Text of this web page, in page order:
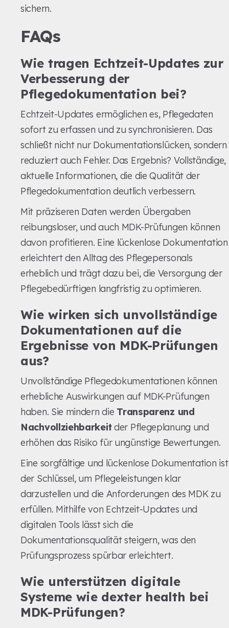
sichern.
FAQs
Wie tragen Echtzeit-Updates zur
Verbesserung der
Pflegedokumentation bei?
Echtzeit-Updates ermöglichen es, Pflegedaten
sofort zu erfassen und zu synchronisieren. Das
schließt nicht nur Dokumentationslücken, sondern
reduziert auch Fehler. Das Ergebnis? Vollständige,
aktuelle Informationen, die die Qualität der
Pflegedokumentation deutlich verbessern.
Mit präziseren Daten werden Übergaben
reibungsloser, und auch MDK-Prüfungen können
davon profitieren. Eine lückenlose Dokumentation
erleichtert den Alltag des Pflegepersonals
erheblich und trägt dazu bei, die Versorgung der
Pflegebedürftigen langfristig zu optimieren.
Wie wirken sich unvollständige
Dokumentationen auf die
Ergebnisse von MDK-Prüfungen
aus?
Unvollständige Pflegedokumentationen können
erhebliche Auswirkungen auf MDK-Prüfungen
haben. Sie mindern die Transparenz und
Nachvollziehbarkeitder Pflegeplanung und
erhöhen das Risiko für ungünstige Bewertungen.
Eine sorgfältige und lückenlose Dokumentation ist
der Schlüssel, um Pflegeleistungen klar
darzustellen und die Anforderungen des MDK zu
erfüllen. Mithilfe von Echtzeit-Updates und
digitalen Tools lässt sich die
Dokumentationsqualität steigern, was den
Prüfungsprozess spürbar erleichtert.
Wie unterstützen digitale
Systeme wie dexter health bei
MDK-Prüfungen?